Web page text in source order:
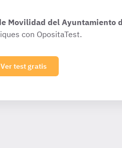
Movilidad del Ayuntamiento
con OpositaTest.
Ver test gratis